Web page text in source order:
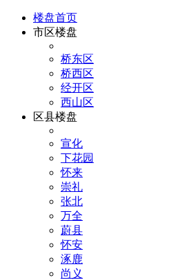
楼盘首页
市区楼盘
桥东区
桥西区
经开区
西山区
区县楼盘
宣化
下花园
怀来
崇礼
张北
万全
蔚县
怀安
涿鹿
尚义